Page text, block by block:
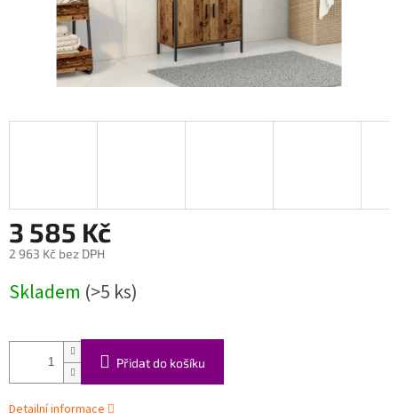
3 585 Kč
2 963 Kč bez DPH
cena:
Skladem (>5 ks)
Přidat do košíku
Detailní informace